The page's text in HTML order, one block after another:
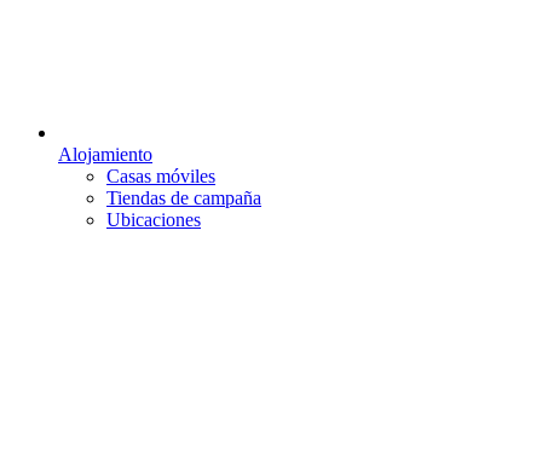
Alojamiento
Casas móviles
Tiendas de campaña
Ubicaciones